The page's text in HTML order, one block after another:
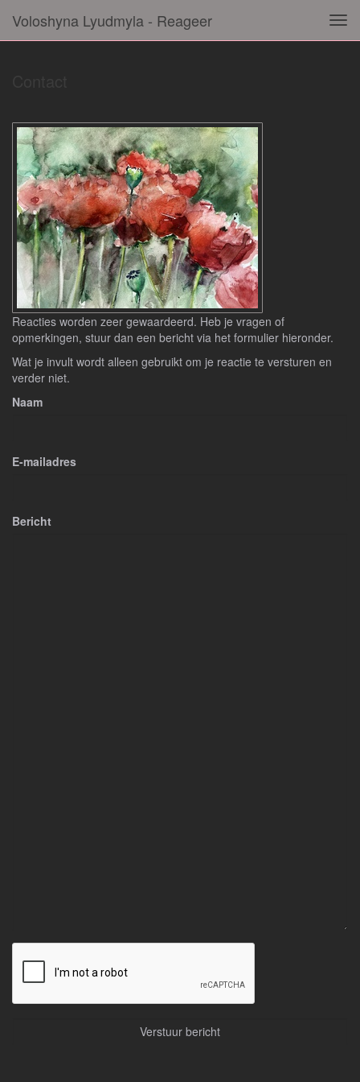
Voloshyna Lyudmyla - Reageer
Reacties worden zeer gewaardeerd. Heb je vragen of
opmerkingen, stuur dan een bericht via het formulier hieronder.
Wat je invult wordt alleen gebruikt om je reactie te versturen en
verder niet.
Naam
E-mailadres
Bericht